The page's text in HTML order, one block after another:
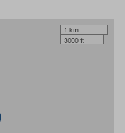
1 km
3000 ft